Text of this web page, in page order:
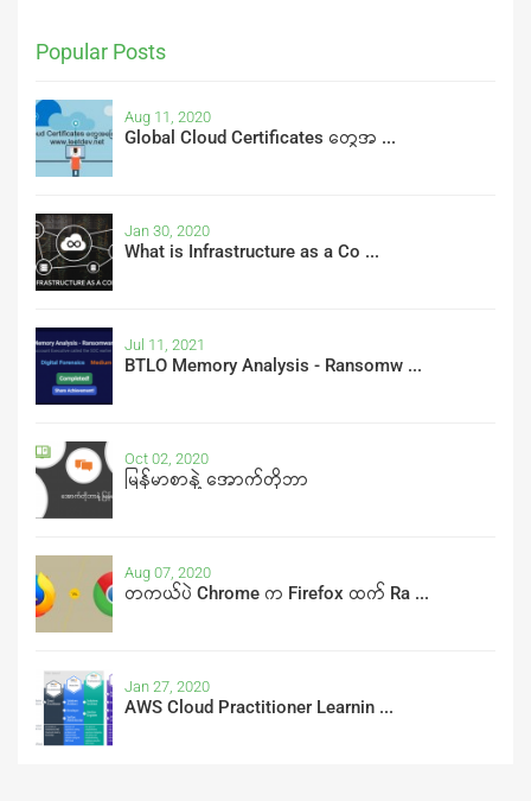
Popular Posts
Aug 11, 2020
Global Cloud Certificates တွေအ ...
Jan 30, 2020
What is Infrastructure as a Co ...
Jul 11, 2021
BTLO Memory Analysis - Ransomw ...
Oct 02, 2020
မြန်မာစာနဲ့ အောက်တိုဘာ
Aug 07, 2020
တကယ်ပဲ Chrome က Firefox ထက် Ra ...
Jan 27, 2020
AWS Cloud Practitioner Learnin ...